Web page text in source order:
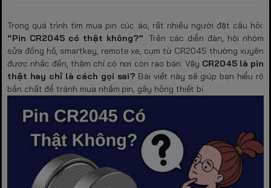
Trong quá trình tìm mua pin cúc áo, rất nhiều người đặt câu hỏi:
“Pin CR2045 có thật không?”. Trên các diễn đàn, hội nhóm
sửa đồng hồ, smartkey, remote xe, cụm từ CR2045 thường xuyên
được nhắc đến, thậm chí có nơi còn rao bán. Vậy CR2045 là pin
thật hay chỉ là cách gọi sai? Bài viết này sẽ giúp bạn hiểu rõ
bản chất để tránh mua nhầm pin, gây hỏng thiết bị.